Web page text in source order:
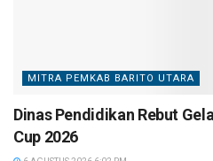
MITRA PEMKAB BARITO UTARA
Dinas Pendidikan Rebut
Cup 2026